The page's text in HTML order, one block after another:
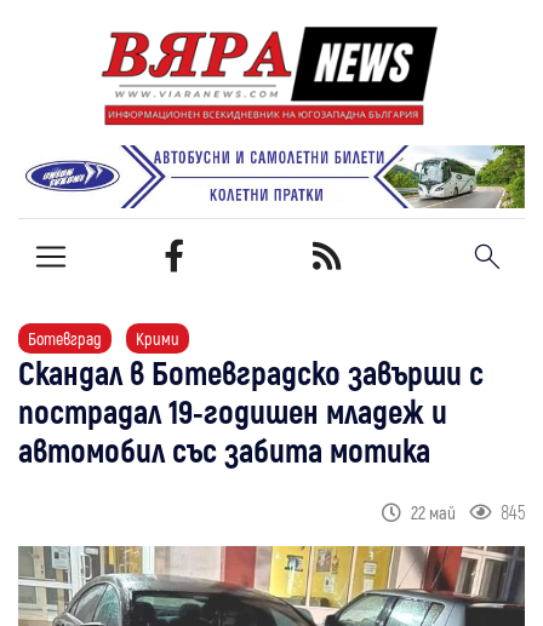
Ботевград Крими
Скандал в Ботевградско завърши с
пострадал 19-годишен младеж и
автомобил със забита мотика
22 май 845